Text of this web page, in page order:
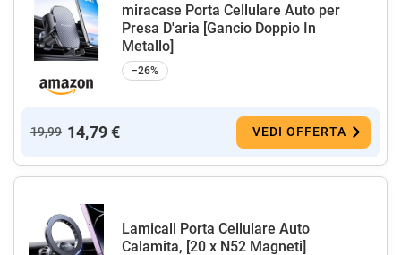
miracase Porta Cellulare Auto per
Presa D'aria [Gancio Doppio In
Metallo]
−26%
19,99 14,79 € VEDI OFFERTA
Lamicall Porta Cellulare Auto
Calamita, [20 x N52 Magneti]